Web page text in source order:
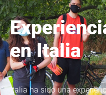
en Italia
Italia ha sido una